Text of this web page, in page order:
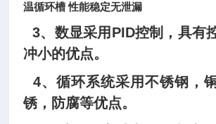
温循环槽 性能稳定无泄漏
3、数显采用PID控制，具有
冲小的优点。
4、循环系统采用不锈钢，
锈，防腐等优点。